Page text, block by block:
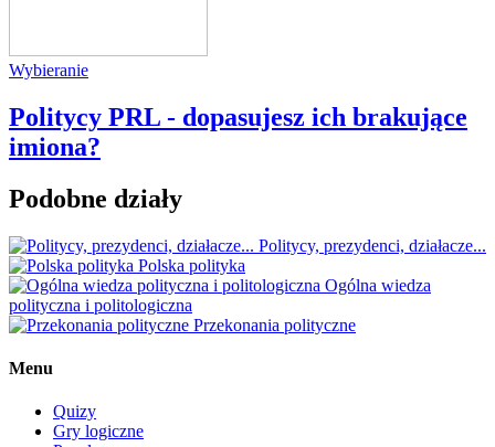
Wybieranie
Politycy PRL - dopasujesz ich brakujące
imiona?
Podobne działy
Politycy, prezydenci, działacze...
Polska polityka
Ogólna wiedza
polityczna i politologiczna
Przekonania polityczne
Menu
Quizy
Gry logiczne